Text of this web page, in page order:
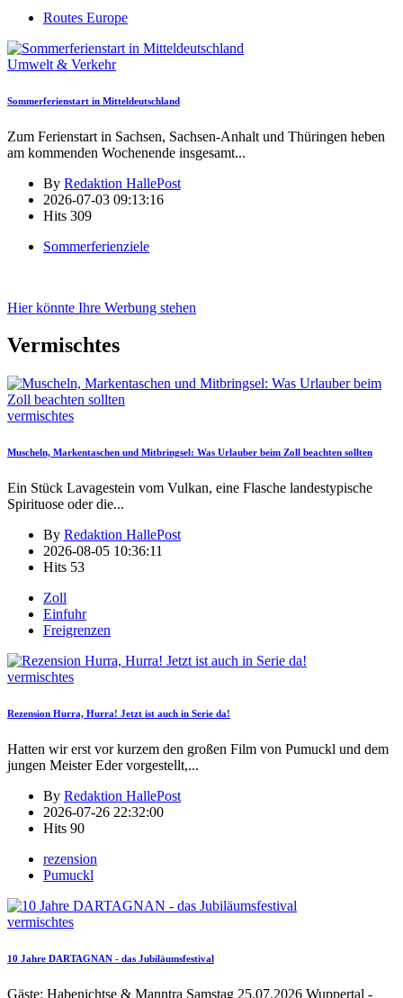
Routes Europe
Umwelt & Verkehr
Sommerferienstart in Mitteldeutschland
Zum Ferienstart in Sachsen, Sachsen-Anhalt und Thüringen heben
am kommenden Wochenende insgesamt...
By Redaktion HallePost
2026-07-03 09:13:16
Hits 309
Sommerferienziele
Hier könnte Ihre Werbung stehen
Vermischtes
vermischtes
Muscheln, Markentaschen und Mitbringsel: Was Urlauber beim Zoll beachten sollten
Ein Stück Lavagestein vom Vulkan, eine Flasche landestypische
Spirituose oder die...
By Redaktion HallePost
2026-08-05 10:36:11
Hits 53
Zoll
Einfuhr
Freigrenzen
vermischtes
Rezension Hurra, Hurra! Jetzt ist auch in Serie da!
Hatten wir erst vor kurzem den großen Film von Pumuckl und dem
jungen Meister Eder vorgestellt,...
By Redaktion HallePost
2026-07-26 22:32:00
Hits 90
rezension
Pumuckl
vermischtes
10 Jahre DARTAGNAN - das Jubiläumsfestival
Gäste: Habenichtse & Manntra Samstag 25.07.2026 Wuppertal -